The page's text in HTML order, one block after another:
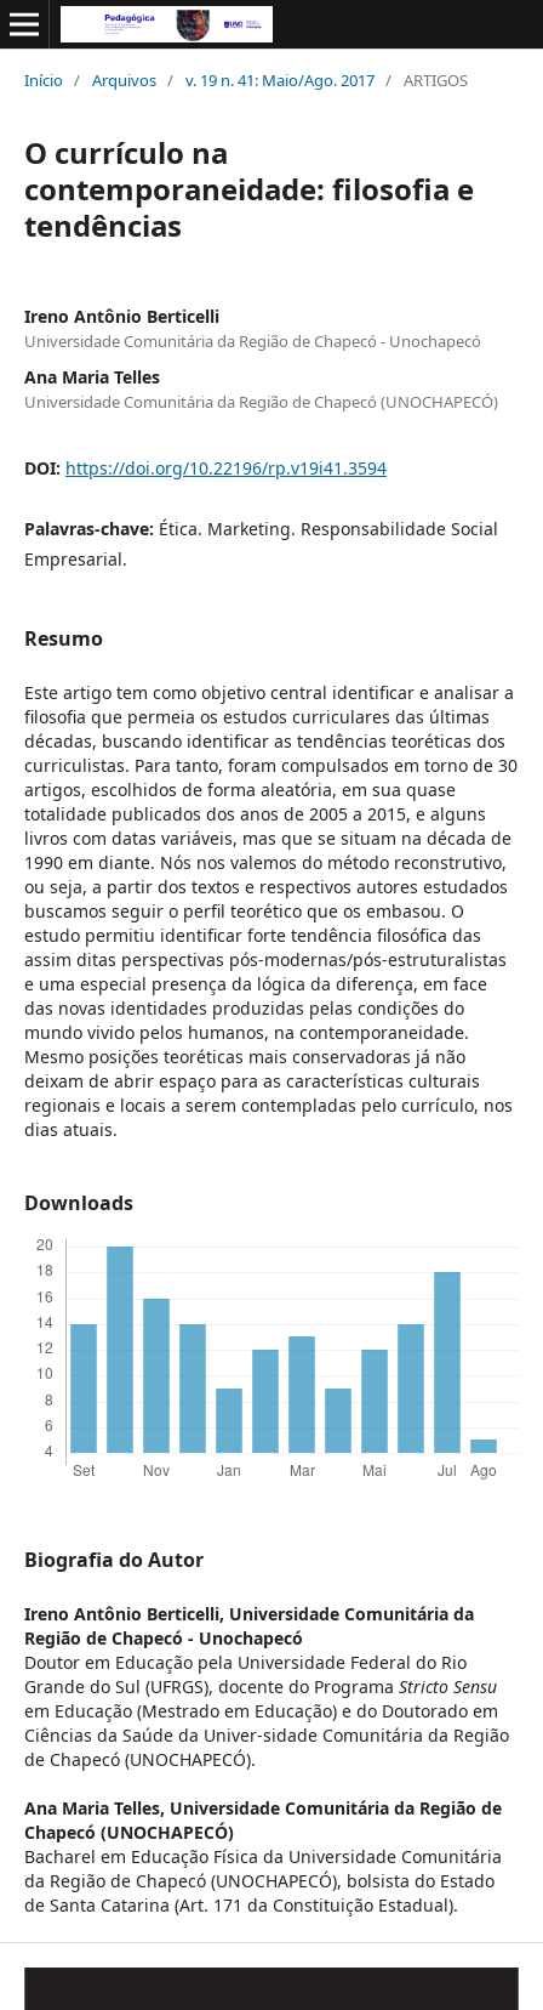
Início / Arquivos / v. 19 n. 41: Maio/Ago. 2017 / ARTIGOS
O currículo na
contemporaneidade: filosofia e
tendências
Ireno Antônio Berticelli
Universidade Comunitária da Região de Chapecó - Unochapecó
Ana Maria Telles
Universidade Comunitária da Região de Chapecó (UNOCHAPECÓ)
DOI: https://doi.org/10.22196/rp.v19i41.3594
Palavras-chave: Ética. Marketing. Responsabilidade Social
Empresarial.
Resumo
Este artigo tem como objetivo central identificar e analisar a
filosofia que permeia os estudos curriculares das últimas
décadas, buscando identificar as tendências teoréticas dos
curriculistas. Para tanto, foram compulsados em torno de 30
artigos, escolhidos de forma aleatória, em sua quase
totalidade publicados dos anos de 2005 a 2015, e alguns
livros com datas variáveis, mas que se situam na década de
1990 em diante. Nós nos valemos do método reconstrutivo,
ou seja, a partir dos textos e respectivos autores estudados
buscamos seguir o perfil teorético que os embasou. O
estudo permitiu identificar forte tendência filosófica das
assim ditas perspectivas pós-modernas/pós-estruturalistas
e uma especial presença da lógica da diferença, em face
das novas identidades produzidas pelas condições do
mundo vivido pelos humanos, na contemporaneidade.
Mesmo posições teoréticas mais conservadoras já não
deixam de abrir espaço para as características culturais
regionais e locais a serem contempladas pelo currículo, nos
dias atuais.
Downloads
Biografia do Autor
Ireno Antônio Berticelli, Universidade Comunitária da
Região de Chapecó - Unochapecó
Doutor em Educação pela Universidade Federal do Rio
Grande do Sul (UFRGS), docente do Programa Stricto Sensu
em Educação (Mestrado em Educação) e do Doutorado em
Ciências da Saúde da Univer-sidade Comunitária da Região
de Chapecó (UNOCHAPECÓ).
Ana Maria Telles, Universidade Comunitária da Região de
Chapecó (UNOCHAPECÓ)
Bacharel em Educação Física da Universidade Comunitária
da Região de Chapecó (UNOCHAPECÓ), bolsista do Estado
de Santa Catarina (Art. 171 da Constituição Estadual).